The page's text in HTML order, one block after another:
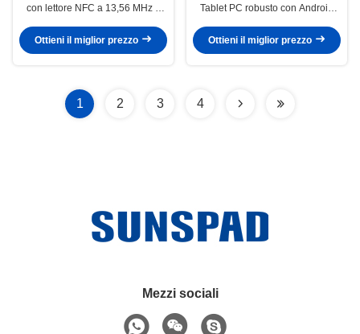
con lettore NFC a 13,56 MHz e
industriale
Ottieni il miglior prezzo
Tablet PC robusto con Android
industriale
Ottieni il miglior prezzo
1 2 3 4
Mezzi sociali